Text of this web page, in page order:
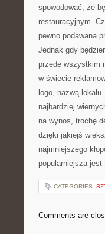
spowodować, że
restauracyjnym.
pewno podawana
Jednak gdy
przede wszystkim
w świecie
logo, nazwą
najbardziej
na wynos, trochę
dzięki jakiejś
najmniejszego
popularniejsza jest
CATEGORIES:
Comments are